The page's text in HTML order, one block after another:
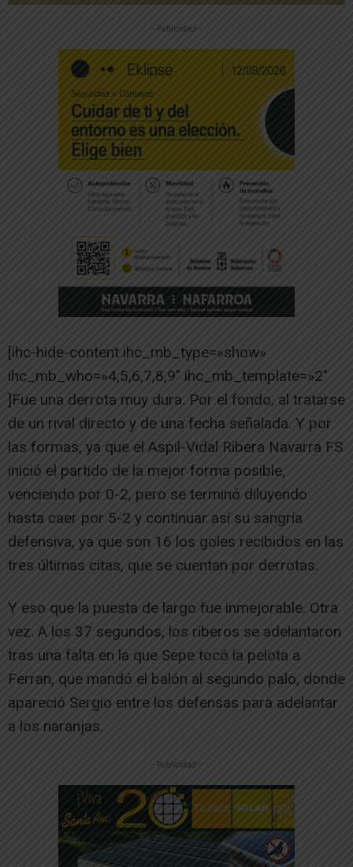
-- Publicidad --
[ihc-hide-content ihc_mb_type=»show»
ihc_mb_who=»4,5,6,7,8,9″ ihc_mb_template=»2″
]Fue una derrota muy dura. Por el fondo, al tratarse
de un rival directo y de una fecha señalada. Y por
las formas, ya que el Aspil-Vidal Ribera Navarra FS
inició el partido de la mejor forma posible,
venciendo por 0-2, pero se terminó diluyendo
hasta caer por 5-2 y continuar así su sangría
defensiva, ya que son 16 los goles recibidos en las
tres últimas citas, que se cuentan por derrotas.
Y eso que la puesta de largo fue inmejorable. Otra
vez. A los 37 segundos, los riberos se adelantaron
tras una falta en la que Sepe tocó la pelota a
Ferran, que mandó el balón al segundo palo, donde
apareció Sergio entre los defensas para adelantar
a los naranjas.
-- Publicidad --